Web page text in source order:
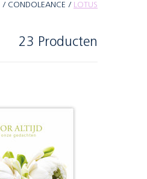
CONDOLEANCE LOTUS
23 Producten